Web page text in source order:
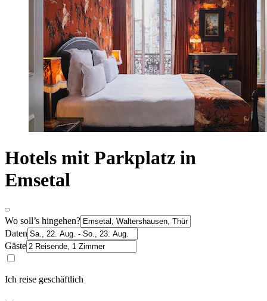
Hotels mit Parkplatz in
Emsetal
Wo soll’s hingehen?
Daten
Gäste
Ich reise geschäftlich